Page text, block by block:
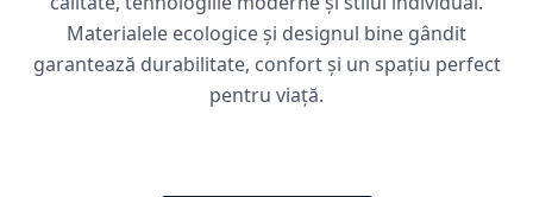
Materialele ecologice și designul bine gândit
garantează durabilitate, confort și un spațiu perfect
pentru viață.